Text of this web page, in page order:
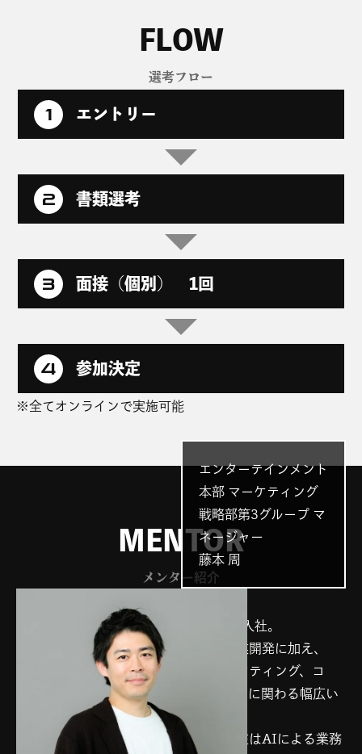
選考フロー
エントリー
書類選考
面接（個別） 1回
参加決定
※全てオンラインで実施可能
メンター紹介
エンターテインメント
本部 マーケティング
戦略部第3グループ マ
ネージャー
藤本 周
2017年、新卒総合職としてコロプラに入社。
経営管理、海外アライアンス、新規事業開発に加え、
ゲーム制作現場でのプランナーやマーケティング、コ
ミュニティ運営など、エンタメビジネスに関わる幅広い
職種を経験。
これまでの多角的な知見を基盤に、現在はAIによる業務